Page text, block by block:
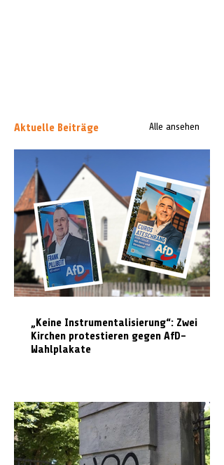
Aktuelle Beiträge Alle ansehen
„Keine Instrumentalisierung“: Zwei
Kirchen protestieren gegen AfD-
Wahlplakate